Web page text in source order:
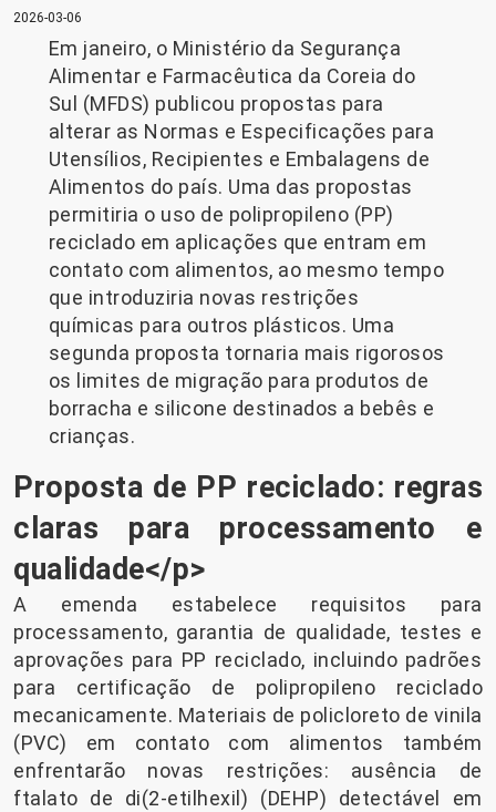
2026-03-06
Em janeiro, o Ministério da Segurança
Alimentar e Farmacêutica da Coreia do
Sul (MFDS) publicou propostas para
alterar as Normas e Especificações para
Utensílios, Recipientes e Embalagens de
Alimentos do país. Uma das propostas
permitiria o uso de polipropileno (PP)
reciclado em aplicações que entram em
contato com alimentos, ao mesmo tempo
que introduziria novas restrições
químicas para outros plásticos. Uma
segunda proposta tornaria mais rigorosos
os limites de migração para produtos de
borracha e silicone destinados a bebês e
crianças.
Proposta de PP reciclado: regras
claras para processamento e
qualidade</p>
A emenda estabelece requisitos para
processamento, garantia de qualidade, testes e
aprovações para PP reciclado, incluindo padrões
para certificação de polipropileno reciclado
mecanicamente. Materiais de policloreto de vinila
(PVC) em contato com alimentos também
enfrentarão novas restrições: ausência de
ftalato de di(2-etilhexil) (DEHP) detectável em